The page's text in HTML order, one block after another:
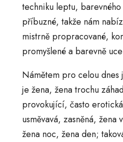
techniku leptu,
příbuzné, takže nám
mistrně propracované,
promyšlené a barevně
Námětem pro celou dnes
je žena, žena trochu
provokující, často
usměvavá, zasněná, žena
žena noc, žena den;